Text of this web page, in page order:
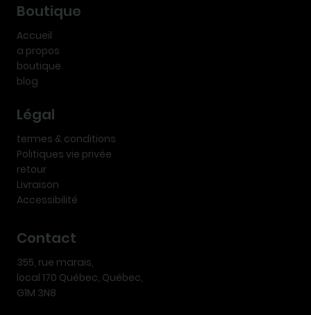
Boutique
Accueil
a propos
boutique
blog
Légal
termes & conditions
Politiques vie privée
retour
Livraison
Accessibilité
Contact
355, rue marais,
local 170 Québec, Québec,
G1M 3N8